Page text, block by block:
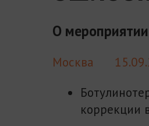
О мероприятии
Москва
коррекции